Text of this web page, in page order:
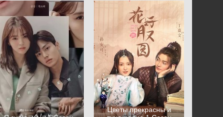
Цветы прекрасны и